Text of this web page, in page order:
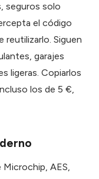
seguros solo
el código
reutilizarlo. Siguen
garajes
ligeras. Copiarlos
los de 5 €,
AES,